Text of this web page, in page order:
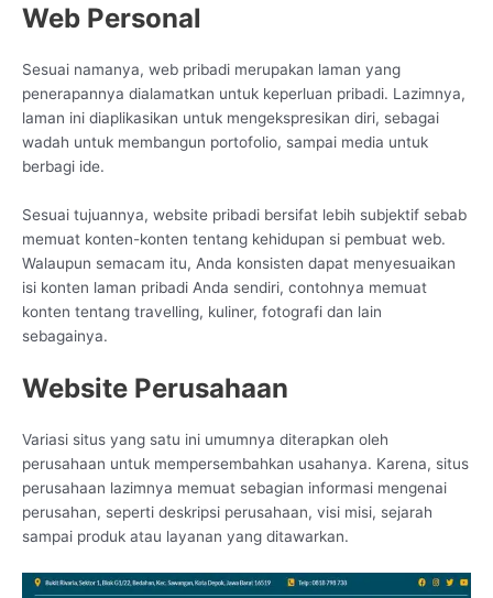
Web Personal
Sesuai namanya, web pribadi merupakan laman yang
penerapannya dialamatkan untuk keperluan pribadi. Lazimnya,
laman ini diaplikasikan untuk mengekspresikan diri, sebagai
wadah untuk membangun portofolio, sampai media untuk
berbagi ide.
Sesuai tujuannya, website pribadi bersifat lebih subjektif sebab
memuat konten-konten tentang kehidupan si pembuat web.
Walaupun semacam itu, Anda konsisten dapat menyesuaikan
isi konten laman pribadi Anda sendiri, contohnya memuat
konten tentang travelling, kuliner, fotografi dan lain
sebagainya.
Website Perusahaan
Variasi situs yang satu ini umumnya diterapkan oleh
perusahaan untuk mempersembahkan usahanya. Karena, situs
perusahaan lazimnya memuat sebagian informasi mengenai
perusahan, seperti deskripsi perusahaan, visi misi, sejarah
sampai produk atau layanan yang ditawarkan.